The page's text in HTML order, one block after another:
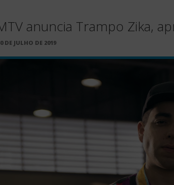
anuncia Trampo Zika,
DE JULHO DE 2019